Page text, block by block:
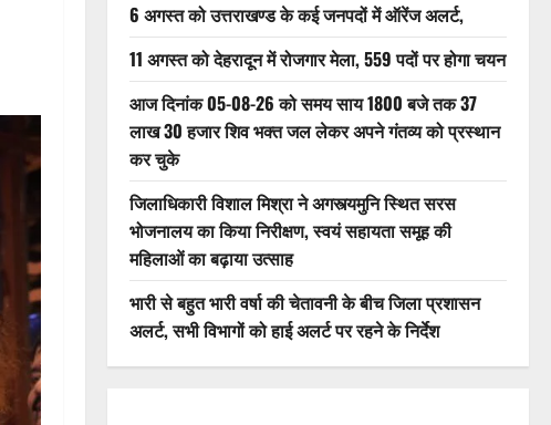
6 अगस्त को उत्तराखण्ड के कई जनपदों में ऑरेंज अलर्ट,
11 अगस्त को देहरादून में रोजगार मेला, 559 पदों पर होगा चयन
आज दिनांक 05-08-26 को समय साय 1800 बजे तक 37
लाख 30 हजार शिव भक्त जल लेकर अपने गंतव्य को प्रस्थान
कर चुके
जिलाधिकारी विशाल मिश्रा ने अगस्त्यमुनि स्थित सरस
भोजनालय का किया निरीक्षण, स्वयं सहायता समूह की
महिलाओं का बढ़ाया उत्साह
भारी से बहुत भारी वर्षा की चेतावनी के बीच जिला प्रशासन
अलर्ट, सभी विभागों को हाई अलर्ट पर रहने के निर्देश